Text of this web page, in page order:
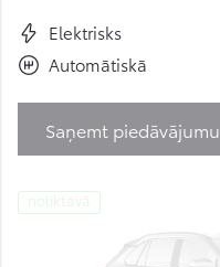
Elektrisks
Automātiskā
Saņemt piedāvājumu
noliktavā